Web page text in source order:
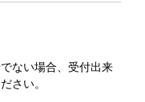
ない場合、受付出来
さい。